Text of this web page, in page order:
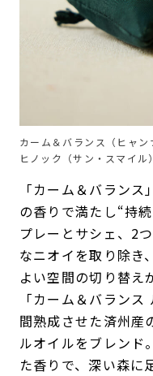
カーム＆バランス（ヒャ
ヒノック（サン・スマイル）
「カーム＆バラン
の香りで満たし“持
プレーとサシェ、2
なニオイを取り除き
よい空間の切り替え
「カーム＆バラン
間熟成させた済州産
ルオイルをブレンド
た香りで、深い森に